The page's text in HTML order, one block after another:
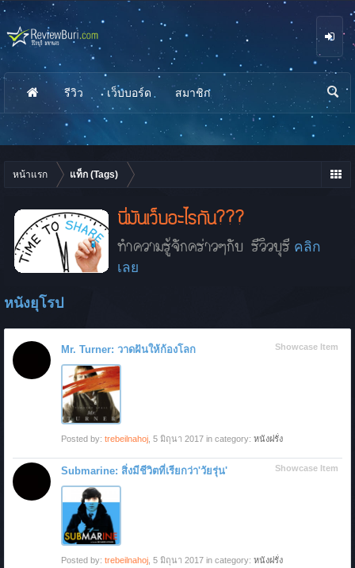
หน้าแรก แท็ก (Tags)
นี่มันเว็บอะไรกัน???
ทำความรู้จักคร่าวๆกับ รีวิวบุรี คลิก
เลย
หนังยุโรป
Showcase Item
Mr. Turner: วาดฝันให้ก้องโลก
Posted by: trebeilnahoj 5 มิถุนา 2017 in category: หนังฝรั่ง
Showcase Item
Submarine: สิ่งมีชีวิตที่เรียกว่า'วัยรุ่น'
Posted by: trebeilnahoj 5 มิถุนา 2017 in category: หนังฝรั่ง
รีวิว เว็บบอร์ด สมาชิก
นห
า